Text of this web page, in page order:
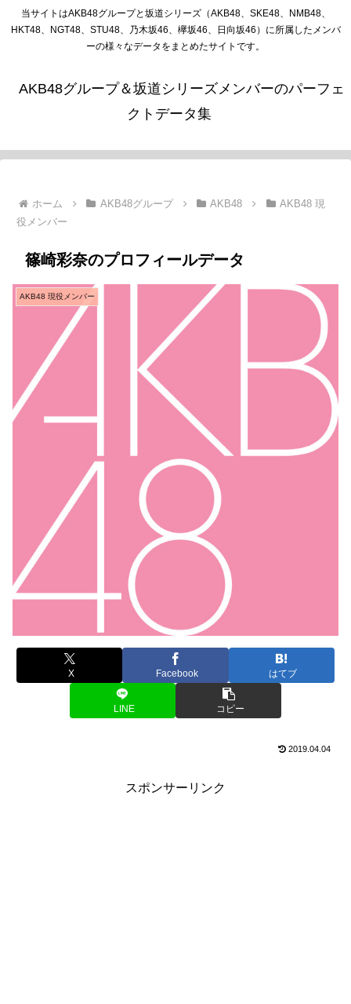
当サイトはAKB48グループと坂道シリーズ（AKB48、SKE48、NMB48、
HKT48、NGT48、STU48、乃木坂46、欅坂46、日向坂46）に所属したメンバ
ーの様々なデータをまとめたサイトです。
AKB48グループ＆坂道シリーズメンバーのパーフェ
クトデータ集
ホーム AKB48グループ AKB48
AKB48 現
役メンバー
篠崎彩奈のプロフィールデータ
AKB48 現役メンバー
X Facebook はてブ
LINE コピー
2019.04.04
スポンサーリンク